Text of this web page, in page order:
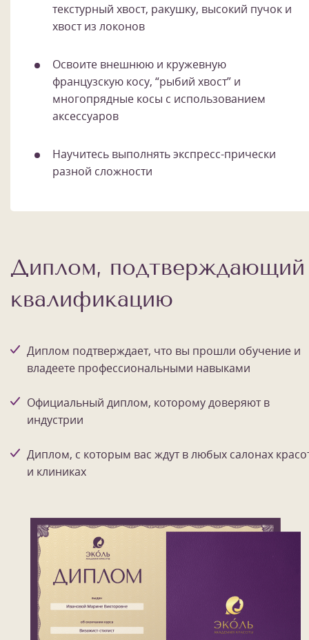
текстурный хвост, ракушку, высокий пучок и
хвост из локонов
Освоите внешнюю и кружевную
французскую косу, “рыбий хвост” и
многопрядные косы с использованием
аксессуаров
Научитесь выполнять экспресс-прически
разной сложности
Диплом, подтверждающий
квалификацию
Диплом подтверждает, что вы прошли обучение и
владеете профессиональными навыками
Официальный диплом, которому доверяют в
индустрии
Диплом, с которым вас ждут в любых салонах
и клиниках